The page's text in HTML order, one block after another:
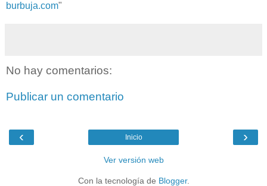
burbuja.com"
No hay comentarios:
Publicar un comentario
‹ ›
Inicio
Ver versión web
Con la tecnología de Blogger.